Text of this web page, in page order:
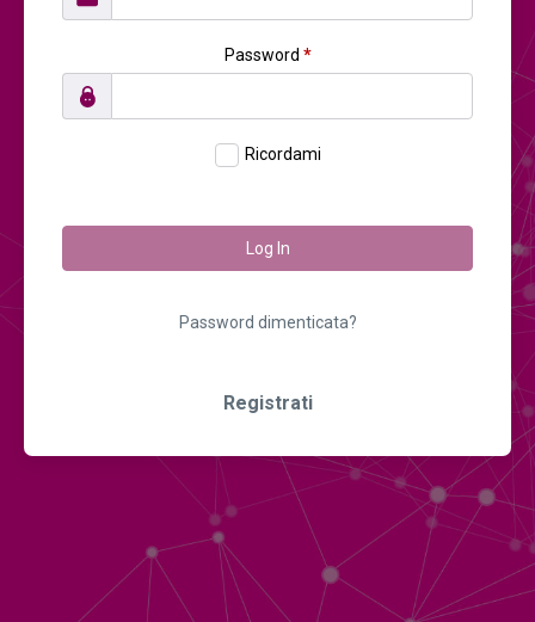
Password *
Ricordami
Log In
Password dimenticata?
Registrati